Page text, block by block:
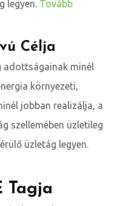
legyen. Tovább
Célja
adottságainak minél
környezeti,
jobban realizálja, a
szellemében üzletileg
üzletág legyen.
Tagja